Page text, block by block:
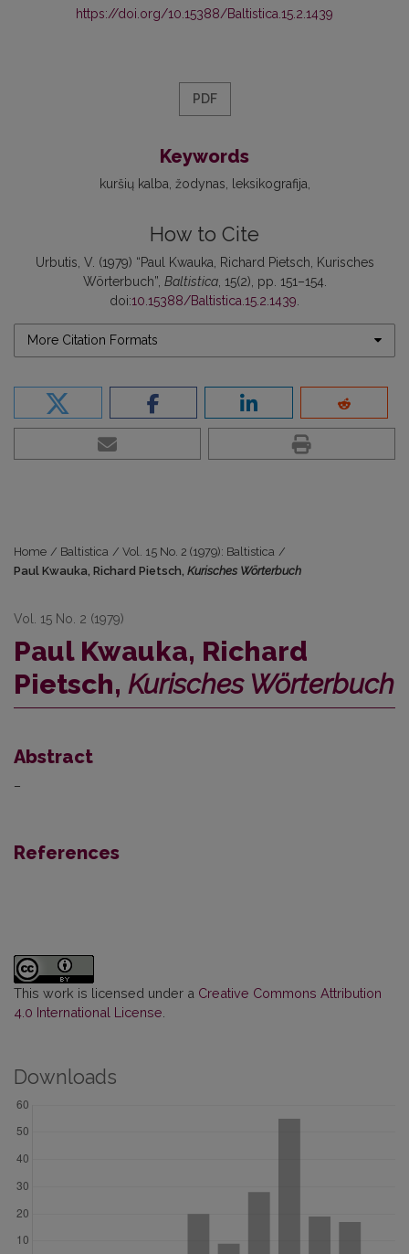
https://doi.org/10.15388/Baltistica.15.2.1439
PDF
Keywords
kuršių kalba žodynas leksikografija
How to Cite
Urbutis, V. (1979) “Paul Kwauka, Richard Pietsch, Kurisches
Wörterbuch”, Baltistica, 15(2), pp. 151–154.
doi:10.15388/Baltistica.15.2.1439
More Citation Formats
Home / Baltistica / Vol. 15 No. 2 (1979): Baltistica /
Paul Kwauka, Richard Pietsch, Kurisches Wörterbuch
Vol. 15 No. 2 (1979)
Paul Kwauka, Richard
Pietsch, Kurisches Wörterbuch
Abstract
–
References
This work is licensed under a Creative Commons Attribution
4.0 International License
Downloads